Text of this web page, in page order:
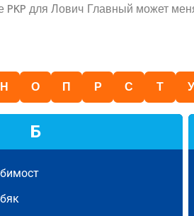
для Лович Главный может
Н О П Р С Т У
Б